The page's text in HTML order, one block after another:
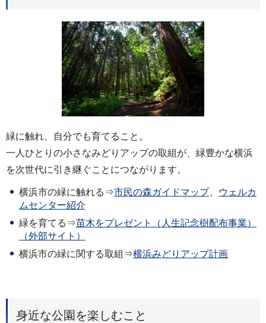
緑に触れ、自分でも育てること。
一人ひとりの小さなみどりアップの取組が、緑豊かな横浜
を次世代に引き継ぐことにつながります。
横浜市の緑に触れる⇒市民の森ガイドマップ、
ウェルカ
ムセンター紹介
緑を育てる⇒苗木をプレゼント（人生記念樹配布事業）
（外部サイト）
横浜市の緑に関する取組⇒横浜みどりアップ計画
身近な公園を楽しむこと